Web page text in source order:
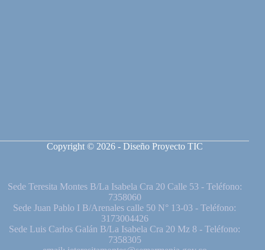
Copyright © 2026 - Diseño Proyecto TIC
Sede Teresita Montes B/La Isabela Cra 20 Calle 53 - Teléfono:
7358060
Sede Juan Pablo I B/Arenales calle 50 N° 13-03 - Teléfono:
3173004426
Sede Luis Carlos Galán B/La Isabela Cra 20 Mz 8 - Teléfono:
7358305